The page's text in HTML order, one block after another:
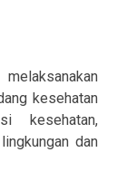
kesehatan
kesehatan,
dan